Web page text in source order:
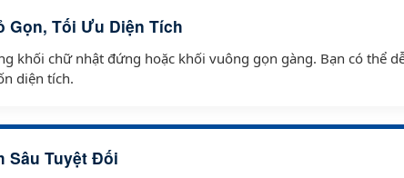
Gọn, Tối Ưu Diện Tích
khối chữ nhật đứng hoặc khối vuông gọn gàng. Bạn có thể
diện tích.
Sâu Tuyệt Đối